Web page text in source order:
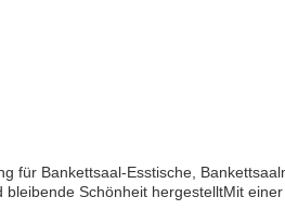
für Bankettsaal-Esstische,
Schönheit hergestelltMit